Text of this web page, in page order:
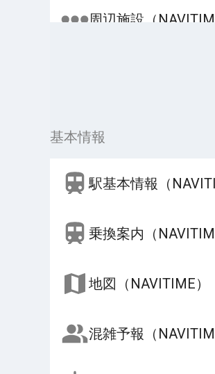
周辺施設（
基本情報
駅基本情報（
乗換案内（
地図（NAVITIME）
混雑予報（